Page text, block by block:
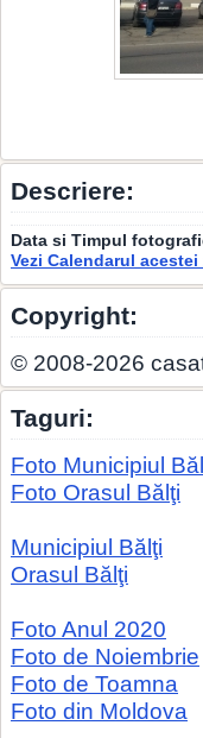
Descriere:
Data si Timpul
Vezi Calendarul acestei
Copyright:
© 2008-2026
Taguri:
Foto Municipiul
Foto Orasul Bălţi
Municipiul Bălţi
Orasul Bălţi
Foto Anul 2020
Foto de Noiembrie
Foto de Toamna
Foto din Moldova